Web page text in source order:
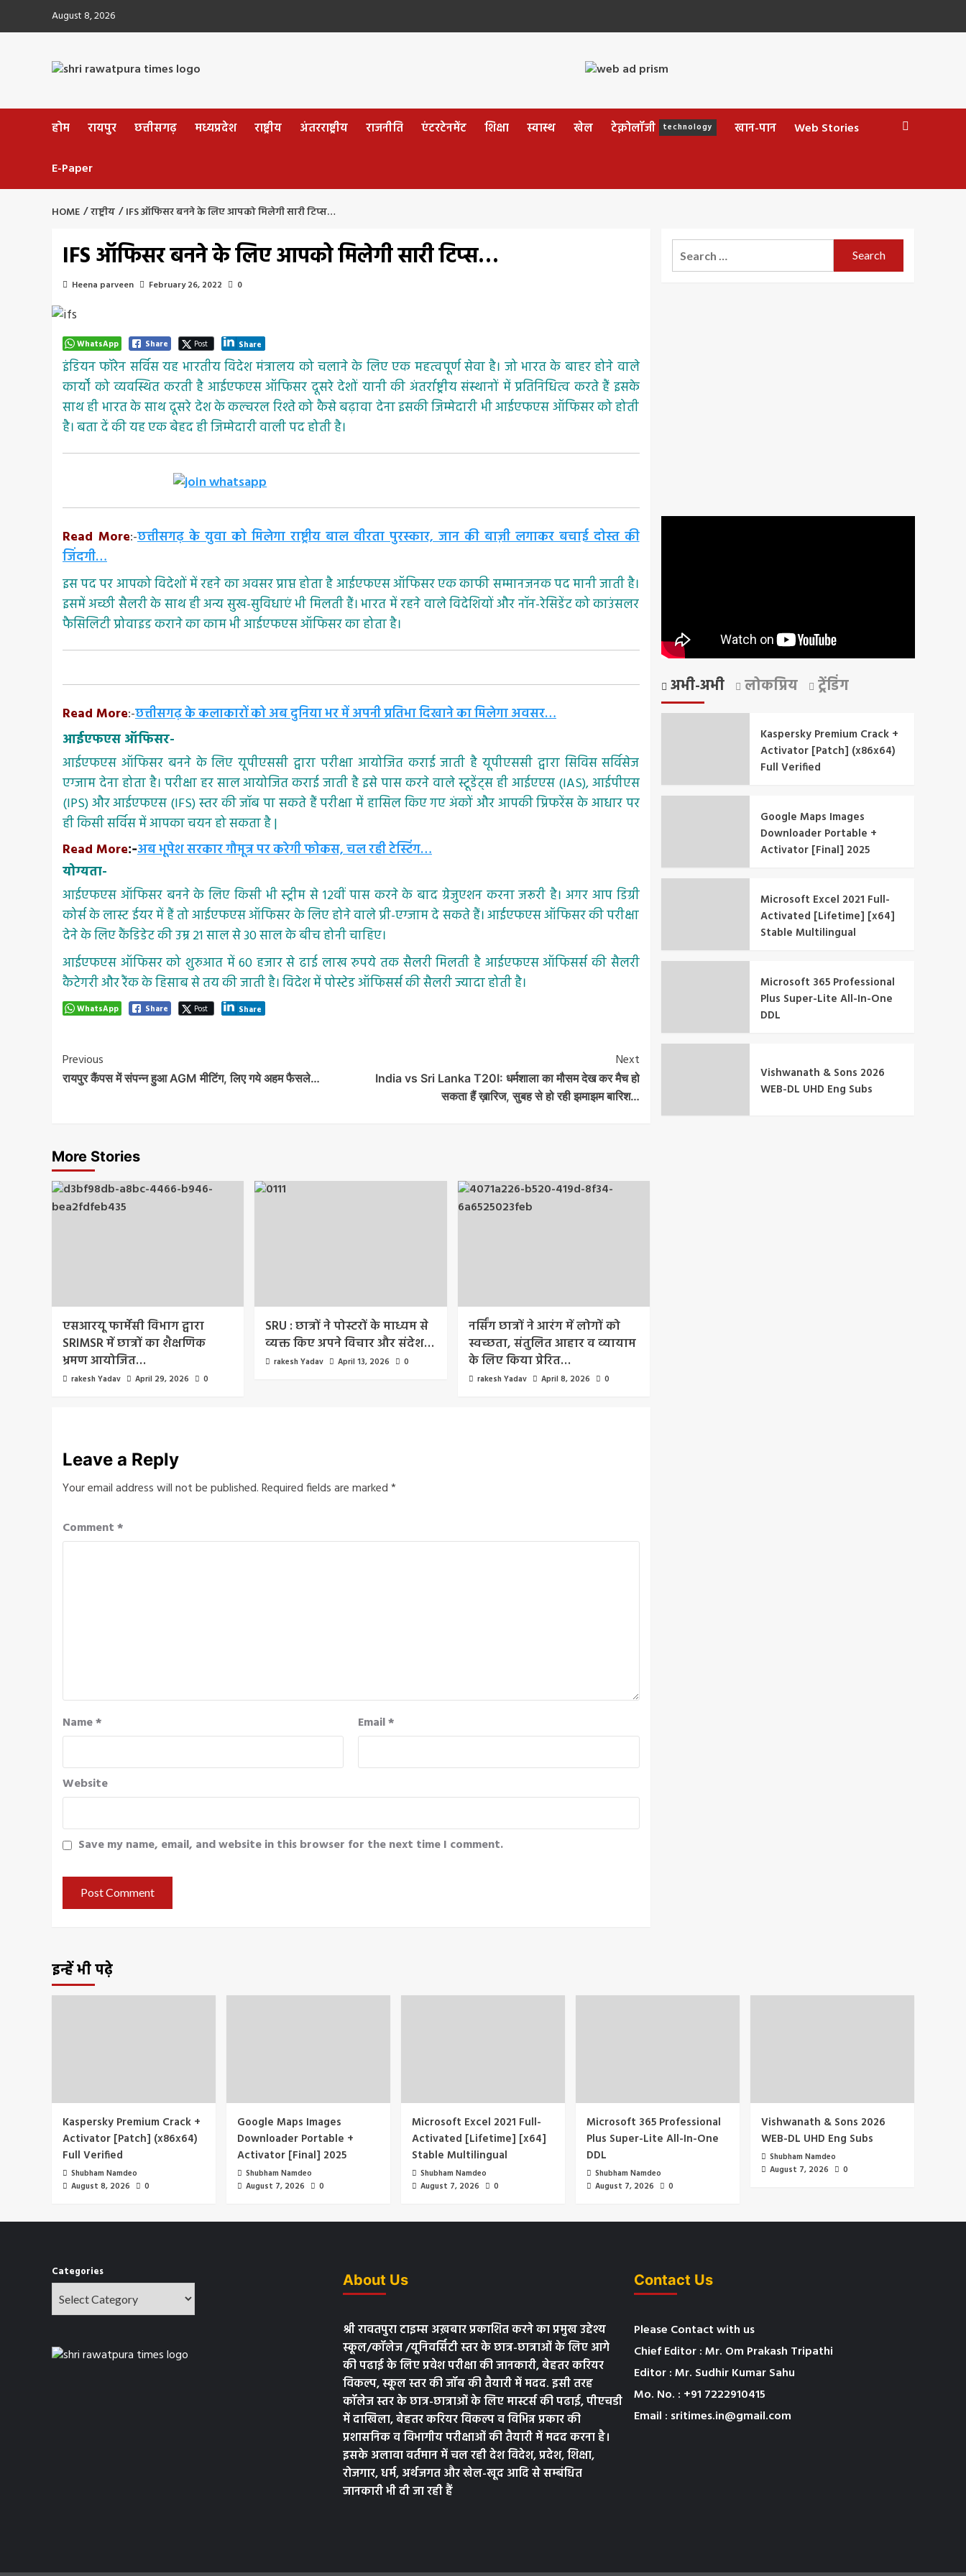
August 8, 2026
होम रायपुर छत्तीसगढ़ मध्यप्रदेश राष्ट्रीय अंतरराष्ट्रीय राजनीति एंटरटेनमेंट शिक्षा स्वास्थ खेल टेक्नोलॉजी technology खान-पान Web Stories
E-Paper
HOME राष्ट्रीय IFS ऑफिसर बनने के लिए आपको मिलेगी सारी टिप्स…
IFS ऑफिसर बनने के लिए आपको मिलेगी सारी टिप्स…
Heena parveen February 26, 2022 0
WhatsApp Share Post Share
इंडियन फॉरेन सर्विस यह भारतीय विदेश मंत्रालय को चलाने के लिए एक महत्वपूर्ण सेवा है। जो भारत के बाहर होने वाले
कार्यों को व्यवस्थित करती है आईएफएस ऑफिसर दूसरे देशों यानी की अंतर्राष्ट्रीय संस्थानों में प्रतिनिधित्व करते हैं इसके
साथ ही भारत के साथ दूसरे देश के कल्चरल रिश्ते को कैसे बढ़ावा देना इसकी जिम्मेदारी भी आईएफएस ऑफिसर को होती
है। बता दें की यह एक बेहद ही जिम्मेदारी वाली पद होती है।
Read More:-छत्तीसगढ़ के युवा को मिलेगा राष्ट्रीय बाल वीरता पुरस्कार, जान की बाज़ी लगाकर बचाई दोस्त की
जिंदगी…
इस पद पर आपको विदेशों में रहने का अवसर प्राप्त होता है आईएफएस ऑफिसर एक काफी सम्मानजनक पद मानी जाती है।
इसमें अच्छी सैलरी के साथ ही अन्य सुख-सुविधाएं भी मिलती हैं। भारत में रहने वाले विदेशियों और नॉन-रेसिडेंट को काउंसलर
फैसिलिटी प्रोवाइड कराने का काम भी आईएफएस ऑफिसर का होता है।
Read More:-छत्तीसगढ़ के कलाकारों को अब दुनिया भर में अपनी प्रतिभा दिखाने का मिलेगा अवसर…
आईएफएस ऑफिसर-
आईएफएस ऑफिसर बनने के लिए यूपीएससी द्वारा परीक्षा आयोजित कराई जाती है यूपीएससी द्वारा सिविस सर्विसेज
एग्जाम देना होता है। परीक्षा हर साल आयोजित कराई जाती है इसे पास करने वाले स्टूडेंट्स ही आईएएस (IAS), आईपीएस
(IPS) और आईएफएस (IFS) स्तर की जॉब पा सकते हैं परीक्षा में हासिल किए गए अंकों और आपकी प्रिफरेंस के आधार पर
ही किसी सर्विस में आपका चयन हो सकता है |
Read More:-अब भूपेश सरकार गौमूत्र पर करेगी फोकस, चल रही टेस्टिंग…
योग्यता-
आईएफएस ऑफिसर बनने के लिए किसी भी स्ट्रीम से 12वीं पास करने के बाद ग्रेजुएशन करना जरूरी है। अगर आप डिग्री
कोर्स के लास्ट ईयर में हैं तो आईएफएस ऑफिसर के लिए होने वाले प्री-एग्जाम दे सकते हैं। आईएफएस ऑफिसर की परीक्षा
देने के लिए कैंडिडेट की उम्र 21 साल से 30 साल के बीच होनी चाहिए।
आईएफएस ऑफिसर को शुरुआत में 60 हजार से ढाई लाख रुपये तक सैलरी मिलती है आईएफएस ऑफिसर्स की सैलरी
कैटेगरी और रैंक के हिसाब से तय की जाती है। विदेश में पोस्टेड ऑफिसर्स की सैलरी ज्यादा होती है।
WhatsApp Share Post Share
Post
Navigation
Previous
रायपुर कैंपस में संपन्न हुआ AGM मीटिंग, लिए गये अहम फैसले…
Next
India vs Sri Lanka T20I: धर्मशाला का मौसम देख कर मैच हो
सकता हैं ख़ारिज, सुबह से हो रही झमाझम बारिश…
More Stories
एसआरयू फार्मेसी विभाग द्वारा
SRIMSR में छात्रों का शैक्षणिक
भ्रमण आयोजित…
rakesh Yadav April 29, 2026 0
SRU : छात्रों ने पोस्टरों के माध्यम से
व्यक्त किए अपने विचार और संदेश…
rakesh Yadav April 13, 2026 0
नर्सिंग छात्रों ने आरंग में लोगों को
स्वच्छता, संतुलित आहार व व्यायाम
के लिए किया प्रेरित…
rakesh Yadav April 8, 2026 0
Leave a Reply
Your email address will not be published.Required fields are marked*
Comment*
Name* Email*
Website
Save my name, email, and website in this browser for the next time I comment.
for:
अभी-अभी लोकप्रिय ट्रेंडिंग
Kaspersky Premium Crack +
Activator [Patch] (x86x64)
Full Verified
Google Maps Images
Downloader Portable +
Activator [Final] 2025
Microsoft Excel 2021 Full-
Activated [Lifetime] [x64]
Stable Multilingual
Microsoft 365 Professional
Plus Super-Lite All-In-One
DDL
Vishwanath & Sons 2026
WEB-DL UHD Eng Subs
इन्हें भी पढ़े
Kaspersky Premium Crack +
Activator [Patch] (x86x64)
Full Verified
Shubham Namdeo
August 8, 2026
0
Google Maps Images
Downloader Portable +
Activator [Final] 2025
Shubham Namdeo
August 7, 2026
0
Microsoft Excel 2021 Full-
Activated [Lifetime] [x64]
Stable Multilingual
Shubham Namdeo
August 7, 2026
0
Microsoft 365 Professional
Plus Super-Lite All-In-One
DDL
Shubham Namdeo
August 7, 2026
0
Vishwanath & Sons 2026
WEB-DL UHD Eng Subs
Shubham Namdeo
August 7, 2026
0
Categories About Us
श्री रावतपुरा टाइम्स अख़बार प्रकाशित करने का प्रमुख उद्देश्य
स्कूल/कॉलेज /यूनिवर्सिटी स्तर के छात्र-छात्राओं के लिए आगे
की पढाई के लिए प्रवेश परीक्षा की जानकारी, बेहतर करियर
विकल्प, स्कूल स्तर की जॉब की तैयारी में मदद. इसी तरह
कॉलेज स्तर के छात्र-छात्राओं के लिए मास्टर्स की पढाई, पीएचडी
में दाखिला, बेहतर करियर विकल्प व विभिन्न प्रकार की
प्रशासनिक व विभागीय परीक्षाओं की तैयारी में मदद करना है।
इसके अलावा वर्तमान में चल रही देश विदेश, प्रदेश, शिक्षा,
रोजगार, धर्म, अर्थजगत और खेल-खूद आदि से सम्बंधित
जानकारी भी दी जा रही हैं
Contact Us
Please Contact with us
Chief Editor : Mr. Om Prakash Tripathi
Editor : Mr. Sudhir Kumar Sahu
Mo. No. : +91 7222910415
Email : sritimes.in@gmail.com